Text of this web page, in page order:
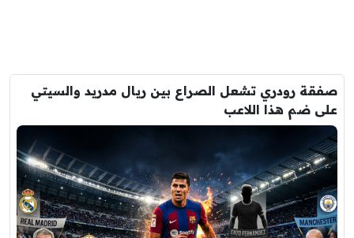
صفقة رودري تشعل الصراع بين ريال مدريد والسيتي
على ضم هذا اللاعب